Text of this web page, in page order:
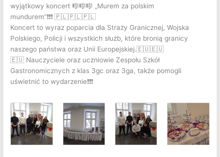
wyjątkowy koncert 🎼🎼🎼 „Murem za polskim
mundurem”❗❗❗ 🇵🇱🇵🇱🇵🇱
Koncert to wyraz poparcia dla Straży Granicznej, Wojska
Polskiego, Policji i wszystkich służb, które bronią granicy
naszego państwa oraz Unii Europejskiej.🇪🇺🇪🇺
🇪🇺 Nauczyciele oraz uczniowie Zespołu Szkół
Gastronomicznych z klas 3gc oraz 3ga, także pomogli
uświetnić to wydarzenie❗❗❗